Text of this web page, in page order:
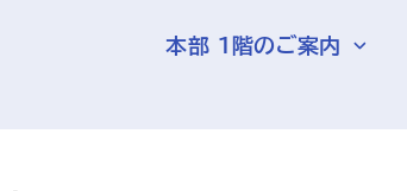
本部 1階のご案内